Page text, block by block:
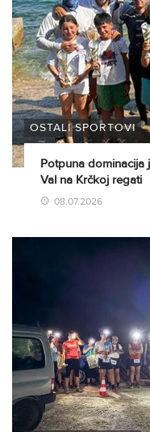
OSTALI SPORTOVI
Potpuna dominacija
Val na Krčkoj regati
08.07.2026